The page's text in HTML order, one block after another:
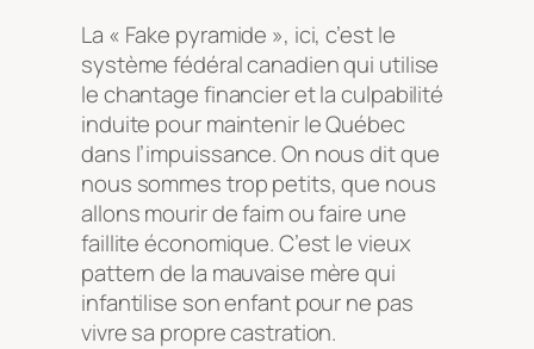
La « Fake pyramide », ici, c’est le
système fédéral canadien qui utilise
le chantage financier et la culpabilité
induite pour maintenir le Québec
dans l’impuissance. On nous dit que
nous sommes trop petits, que nous
allons mourir de faim ou faire une
faillite économique. C’est le vieux
pattern de la mauvaise mère qui
infantilise son enfant pour ne pas
vivre sa propre castration.